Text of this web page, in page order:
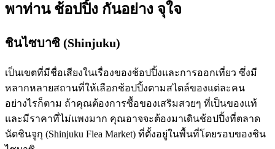
พาท่าน ช้อปปิ้ง กันอย่าง จุใจ
ชินไซบาซิ (Shinjuku)
เป็นเขตที่มีชื่อเสียงในเรื่องของช้อปปิ้งและการออกเที่ยว ซึ่งมี
หลากหลายสถานที่ให้เลือกช้อปปิ้งตามสไตล์ของแต่ละคน
อย่างไรก็ตาม ถ้าคุณต้องการซื้อของเสริมสวยๆ ที่เป็นของแท้
และมีราคาที่ไม่แพงมาก คุณอาจจะต้องมาเดินช้อปปิ้งที่ตลาด
นัดชินจูกุ (Shinjuku Flea Market) ที่ตั้งอยู่ในพื้นที่โดยรอบของชิน